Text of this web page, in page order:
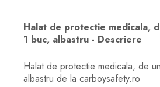
Halat de protectie medicala,
1 buc, albastru - Descriere
Halat de protectie medicala, de
albastru de la carboysafety.ro